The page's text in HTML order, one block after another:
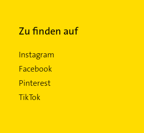
Zu finden auf
Instagram
Facebook
Pinterest
TikTok